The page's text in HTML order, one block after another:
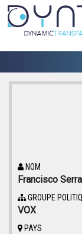
NOM
Francisco
GROUPE
VOX
PAYS